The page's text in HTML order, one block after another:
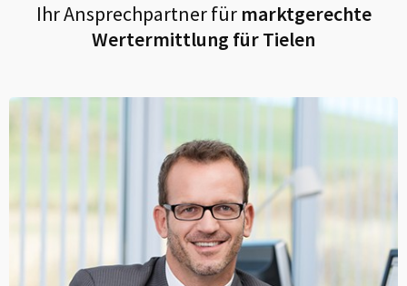
Ihr Ansprechpartner fürmarktgerechte
Wertermittlung fürTielen